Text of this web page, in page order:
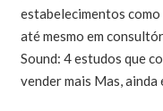
estabelecimentos
até mesmo em
Sound: 4 estudos que
vender mais Mas, ainda